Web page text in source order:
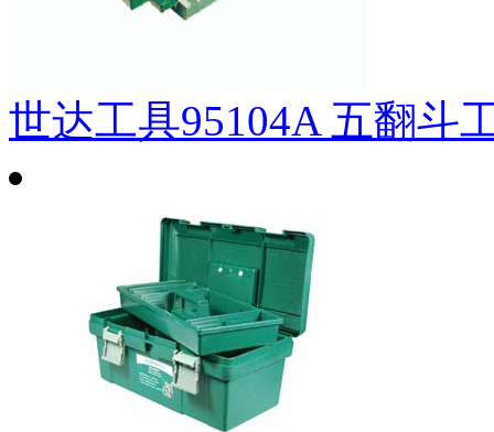
世达工具95104A 五翻斗